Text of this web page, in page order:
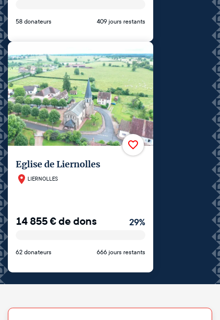
58 donateurs 409 jours restants
Eglise de Liernolles
LIERNOLLES
14 855€de dons 29%
62 donateurs 666 jours restants